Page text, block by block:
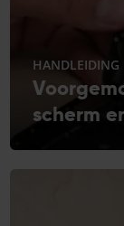
HANDLEIDING
scherm